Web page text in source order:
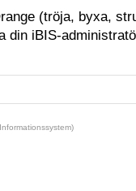
(tröja, byxa,
din iBIS-